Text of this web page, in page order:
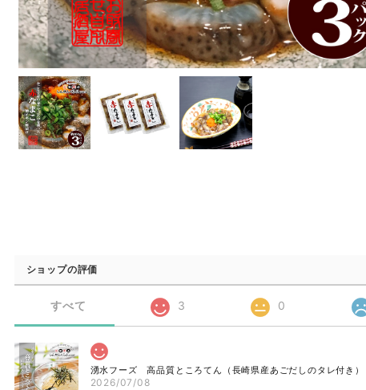
ショップの評価
すべて 3 0
湧水フーズ 高品質ところてん（長崎県産あごだしのタレ付き
2026/07/08